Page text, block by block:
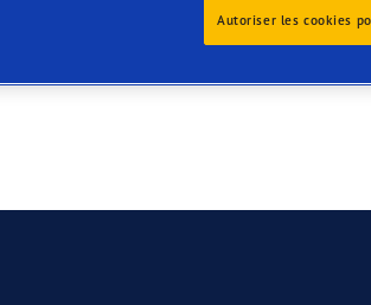
4Seasons GEN-3
Autoriser les cookies